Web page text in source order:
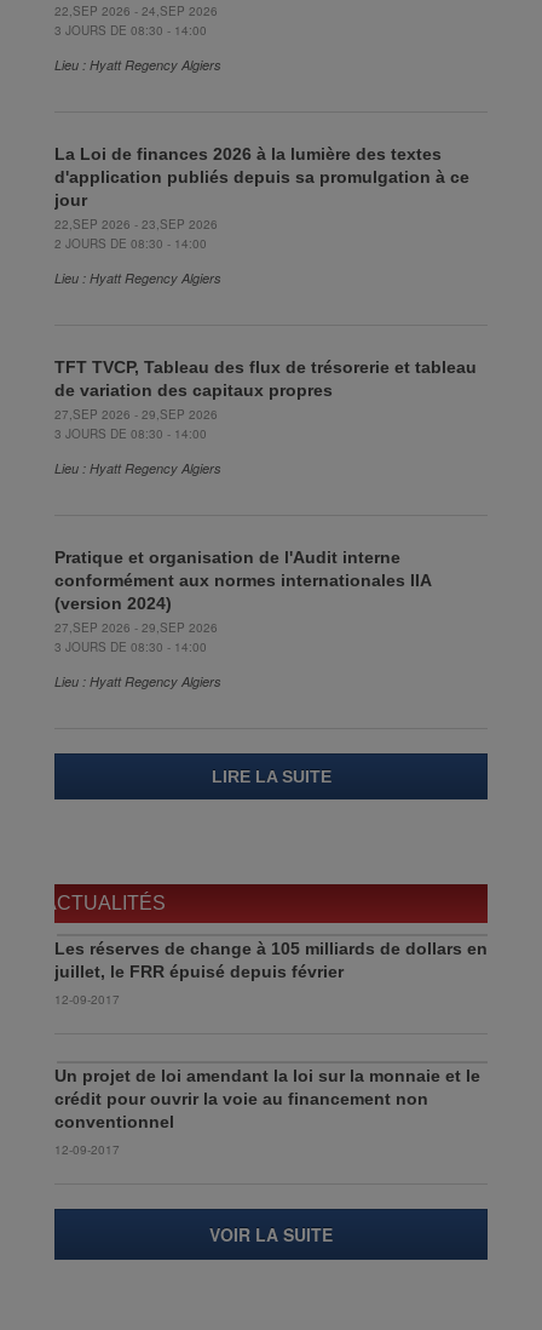
22,SEP 2026 - 24,SEP 2026
3 JOURS DE 08:30 - 14:00
Lieu : Hyatt Regency Algiers
La Loi de finances 2026 à la lumière des textes
d'application publiés depuis sa promulgation à ce
jour
22,SEP 2026 - 23,SEP 2026
2 JOURS DE 08:30 - 14:00
Lieu : Hyatt Regency Algiers
TFT TVCP, Tableau des flux de trésorerie et tableau
de variation des capitaux propres
27,SEP 2026 - 29,SEP 2026
3 JOURS DE 08:30 - 14:00
Lieu : Hyatt Regency Algiers
Pratique et organisation de l'Audit interne
conformément aux normes internationales IIA
(version 2024)
27,SEP 2026 - 29,SEP 2026
3 JOURS DE 08:30 - 14:00
Lieu : Hyatt Regency Algiers
LIRE LA SUITE
ACTUALITÉS
Les réserves de change à 105 milliards de dollars en
juillet, le FRR épuisé depuis février
12-09-2017
Un projet de loi amendant la loi sur la monnaie et le
crédit pour ouvrir la voie au financement non
conventionnel
12-09-2017
VOIR LA SUITE